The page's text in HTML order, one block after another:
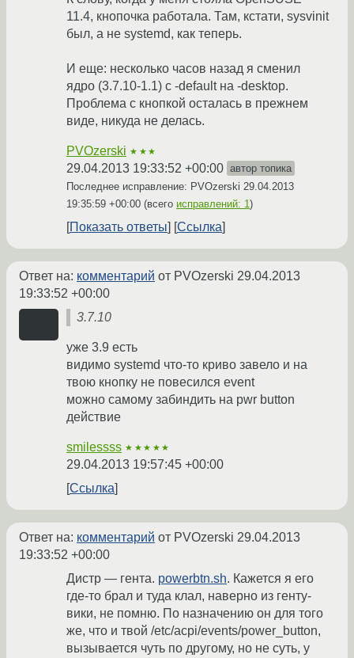
11.4, кнопочка работала. Там, кстати, sysvinit
был, а не systemd, как теперь.
И еще: несколько часов назад я сменил
ядро (3.7.10-1.1) с -default на -desktop.
Проблема с кнопкой осталась в прежнем
виде, никуда не делась.
PVOzerski ★★★
29.04.2013 19:33:52 +00:00 автор топика
Последнее исправление: PVOzerski 29.04.2013
19:35:59 +00:00 (всего исправлений: 1)
Показать ответы Ссылка
Ответ на: комментарий от PVOzerski 29.04.2013
19:33:52 +00:00
3.7.10
уже 3.9 есть
видимо systemd что-то криво завело и на
твою кнопку не повесился event
можно самому забиндить на pwr button
действие
smilessss ★★★★★
29.04.2013 19:57:45 +00:00
Ссылка
Ответ на: комментарий от PVOzerski 29.04.2013
19:33:52 +00:00
Дистр — гента. powerbtn.sh. Кажется я его
где-то брал и туда клал, наверно из генту-
вики, не помню. По назначению он для того
же, что и твой /etc/acpi/events/power_button,
вызывается чуть по другому, но не суть, у